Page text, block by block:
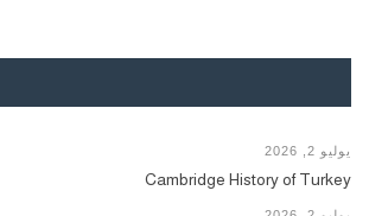
يوليو 2, 2026
Cambridge History of Turkey